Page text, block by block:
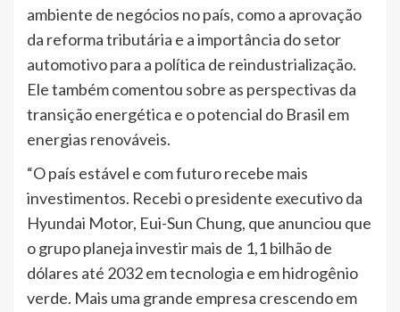
ambiente de negócios no país, como a aprovação
da reforma tributária e a importância do setor
automotivo para a política de reindustrialização.
Ele também comentou sobre as perspectivas da
transição energética e o potencial do Brasil em
energias renováveis.
“O país estável e com futuro recebe mais
investimentos. Recebi o presidente executivo da
Hyundai Motor, Eui-Sun Chung, que anunciou que
o grupo planeja investir mais de 1,1 bilhão de
dólares até 2032 em tecnologia e em hidrogênio
verde. Mais uma grande empresa crescendo em